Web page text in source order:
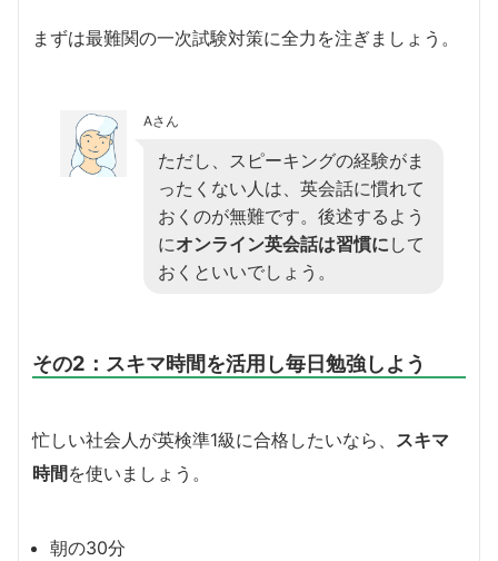
まずは最難関の一次試験対策に全力を注ぎましょう。
Aさん
ただし、スピーキングの経験がま
ったくない人は、英会話に慣れて
おくのが無難です。後述するよう
にオンライン英会話は習慣に して
おくといいでしょう。
その2：スキマ時間を活用し毎日勉強しよう
忙しい社会人が英検準1級に合格したいなら、 スキマ
時間 を使いましょう。
朝の30分